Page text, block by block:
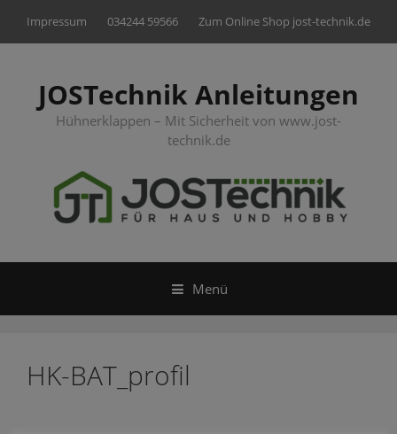
Impressum 034244 59566 Zum Online Shop jost-technik.de
JOSTechnik Anleitungen
Hühnerklappen – Mit Sicherheit von www.jost-
technik.de
Menü
HK-BAT_profil